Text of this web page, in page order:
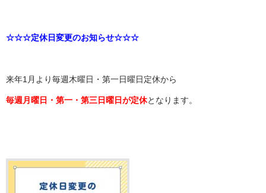
☆☆☆定休日変更のお知らせ☆☆☆
来年1月より毎週木曜日・第一日曜日定休から
毎週月曜日・第一・第三日曜日が定休となります。